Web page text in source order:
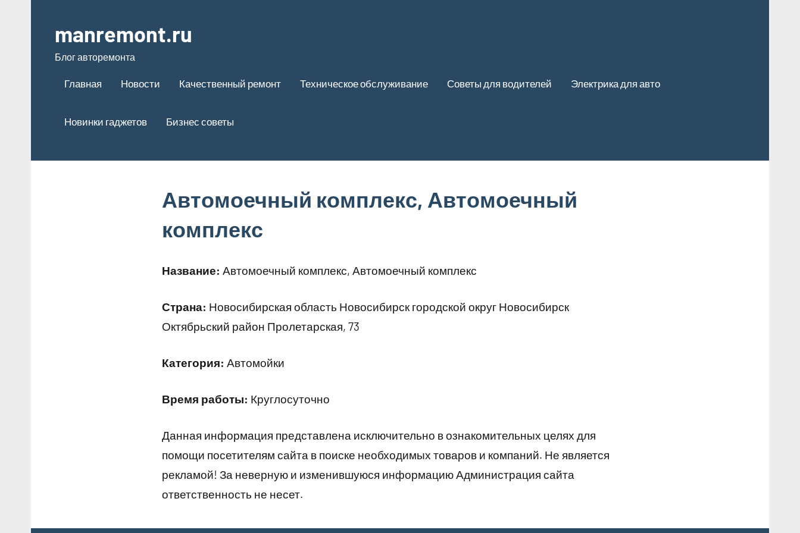
содержимому
manremont.ru
Блог авторемонта
Главная Новости Качественный ремонт Техническое обслуживание Советы для водителей Электрика для авто
Новинки гаджетов Бизнес советы
Автомоечный комплекс, Автомоечный
комплекс
Название: Автомоечный комплекс, Автомоечный комплекс
Страна: Новосибирская область Новосибирск городской округ Новосибирск
Октябрьский район Пролетарская, 73
Категория: Автомойки
Время работы: Круглосуточно
Данная информация представлена исключительно в ознакомительных целях для
помощи посетителям сайта в поиске необходимых товаров и компаний. Не является
рекламой! За неверную и изменившуюся информацию Администрация сайта
ответственность не несет.